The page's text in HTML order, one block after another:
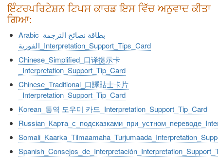
ਇੰਟਰਪਰਿਟੇਸ਼ਨ ਟਿਪਸ ਕਾਰਡ ਇਸ ਵਿੱਚ ਅਨੁਵਾਦ ਕੀਤਾ
ਗਿਆ:
Arabic_بطاقة نصائح الترجمة
الفورية_Interpretation_Support_Tips_Card
Chinese_Simplified_口译提示卡
_Interpretation_Support_Tip_Card
Chinese_Traditional_口譯貼士卡片
_Interpretation_Support_Tip_Card
Korean_통역 도우미 카드_Interpretation_Support_Tip_Card